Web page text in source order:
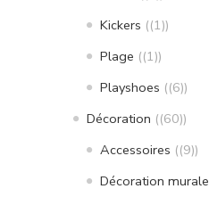
Kickers (1)
Plage (1)
Playshoes (6)
Décoration (60)
Accessoires (9)
Décoration murale